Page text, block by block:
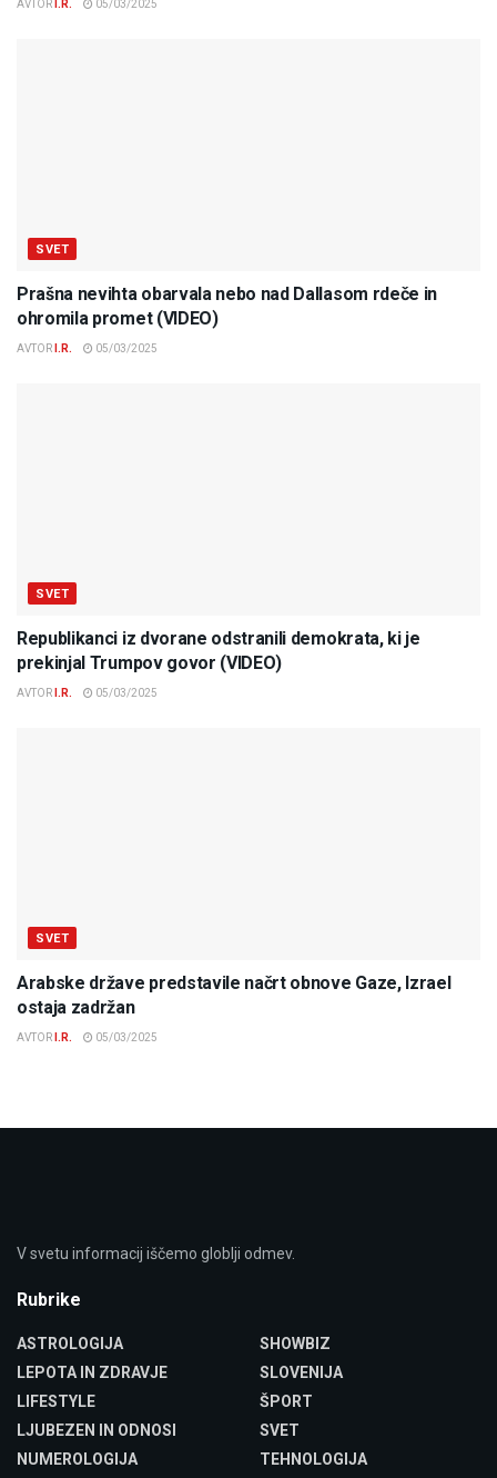
AVTOR I.R. 05/03/2025
SVET
Prašna nevihta obarvala nebo nad Dallasom rdeče in
ohromila promet (VIDEO)
AVTOR I.R. 05/03/2025
SVET
Republikanci iz dvorane odstranili demokrata, ki je
prekinjal Trumpov govor (VIDEO)
AVTOR I.R. 05/03/2025
SVET
Arabske države predstavile načrt obnove Gaze, Izrael
ostaja zadržan
AVTOR I.R. 05/03/2025
V svetu informacij iščemo globlji odmev.
Rubrike
ASTROLOGIJA
LEPOTA IN ZDRAVJE
LIFESTYLE
LJUBEZEN IN ODNOSI
NUMEROLOGIJA
SHOWBIZ
SLOVENIJA
ŠPORT
SVET
TEHNOLOGIJA